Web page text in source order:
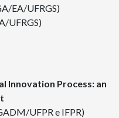
EA/UFRGS)
UFRGS)
Innovation Process: an
UFPR e IFPR)